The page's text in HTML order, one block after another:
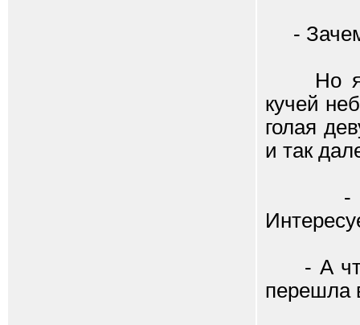
-
Но я
кучей
голая
и так
- Так,
- А что
перешла